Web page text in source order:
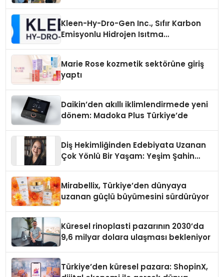
Kleen-Hy-Dro-Gen Inc., Sıfır Karbon
Emisyonlu Hidrojen Isıtma
Marie Rose kozmetik sektörüne giriş
yaptı
Daikin’den akıllı iklimlendirmede yeni
dönem: Madoka Plus Türkiye’de
Diş Hekimliğinden Edebiyata Uzanan
Çok Yönlü Bir Yaşam: Yeşim Şahin
Mirabellix, Türkiye’den dünyaya
uzanan güçlü büyümesini sürdürüyor
Küresel rinoplasti pazarının 2030’da
9,6 milyar dolara ulaşması bekleniyor
Türkiye’den küresel pazara: ShopinX,